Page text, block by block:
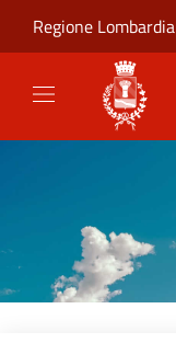
Regione Lombardia